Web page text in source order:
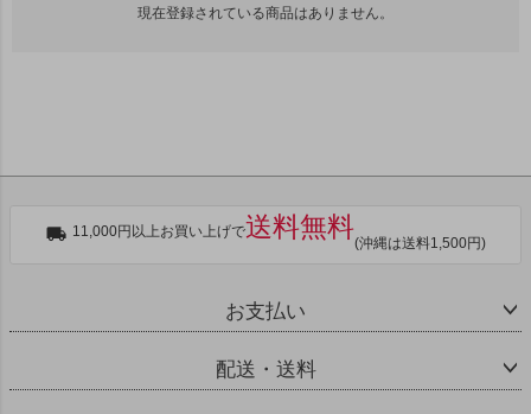
現在登録されている商品はありません。
11,000円以上お買い上げで送料無料
(沖縄は送料1,500円)
お支払い
配送・送料